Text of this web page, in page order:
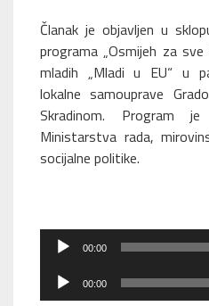
Članak je objavljen u
programa „Osmijeh za
mladih „Mladi u EU“ u
lokalne samouprave
Skradinom. Program
Ministarstva rada,
socijalne politike.
Reproduktor
audiozapisa
00:00
Reproduktor
audiozapisa
00:00